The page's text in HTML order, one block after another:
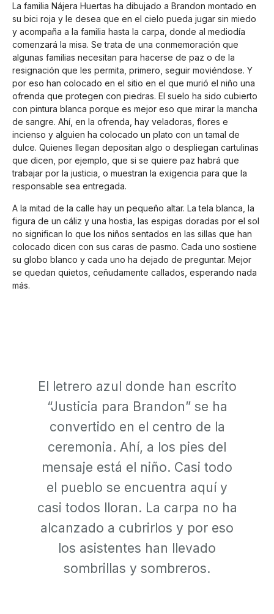
La familia Nájera Huertas ha dibujado a Brandon montado en
su bici roja y le desea que en el cielo pueda jugar sin miedo
y acompaña a la familia hasta la carpa, donde al mediodía
comenzará la misa. Se trata de una conmemoración que
algunas familias necesitan para hacerse de paz o de la
resignación que les permita, primero, seguir moviéndose. Y
por eso han colocado en el sitio en el que murió el niño una
ofrenda que protegen con piedras. El suelo ha sido cubierto
con pintura blanca porque es mejor eso que mirar la mancha
de sangre. Ahí, en la ofrenda, hay veladoras, flores e
incienso y alguien ha colocado un plato con un tamal de
dulce. Quienes llegan depositan algo o despliegan cartulinas
que dicen, por ejemplo, que si se quiere paz habrá que
trabajar por la justicia, o muestran la exigencia para que la
responsable sea entregada.
A la mitad de la calle hay un pequeño altar. La tela blanca, la
figura de un cáliz y una hostia, las espigas doradas por el sol
no significan lo que los niños sentados en las sillas que han
colocado dicen con sus caras de pasmo. Cada uno sostiene
su globo blanco y cada uno ha dejado de preguntar. Mejor
se quedan quietos, ceñudamente callados, esperando nada
más.
El letrero azul donde han escrito
“Justicia para Brandon” se ha
convertido en el centro de la
ceremonia. Ahí, a los pies del
mensaje está el niño. Casi todo
el pueblo se encuentra aquí y
casi todos lloran. La carpa no ha
alcanzado a cubrirlos y por eso
los asistentes han llevado
sombrillas y sombreros.